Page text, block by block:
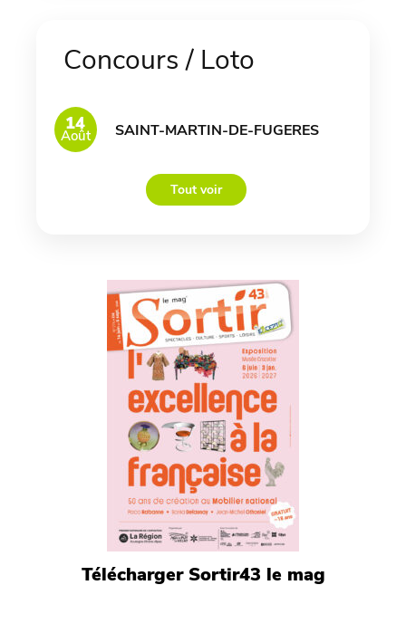
Concours / Loto
14
Août SAINT-MARTIN-DE-FUGERES
Tout voir
Télécharger Sortir43 le mag